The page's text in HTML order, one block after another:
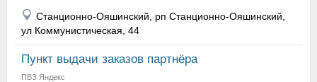
Станционно-Ояшинский, рп Станционно-Ояшинский,
ул Коммунистическая, 44
Пункт выдачи заказов партнёра
ПВЗ Яндекс